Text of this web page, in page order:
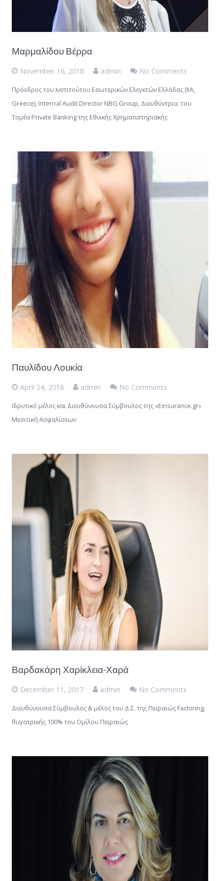
Μαρμαλίδου Βέρρα
November 16, 2018 admin No Comments
Πρόεδρος του Ινστιτούτου Εσωτερικών Ελεγκτών Ελλάδας (ΙΙΑ,
Greece), Internal Audit Director NBG Group, Διευθύντρια του
Τομέα Private Banking της Εθνικής Χρηματιστηριακής
Παυλίδου Λουκία
April 24, 2018 admin No Comments
Ιδρυτικό μέλος και Διευθύνουσα Σύμβουλος της «Einsurance.gr»
Μεσιτική Ασφαλίσεων
Βαρδακάρη Χαρίκλεια-Χαρά
December 11, 2017 admin No Comments
Διευθύνουσα Σύμβουλος & μέλος του Δ.Σ. της Πειραιώς Factoring,
θυγατρικής 100% του Ομίλου Πειραιώς